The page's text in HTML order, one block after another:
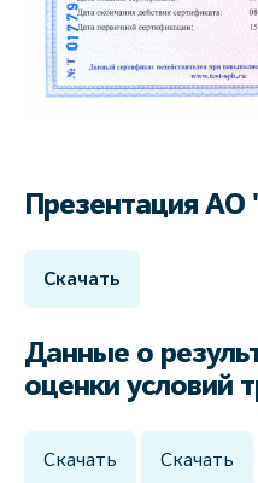
Презентация
Скачать
Данные о
оценки условий
Скачать Скачать